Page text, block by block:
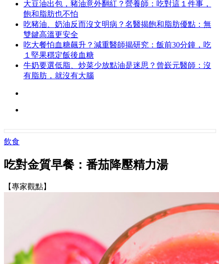
大豆油出包，豬油意外翻紅？營養師：吃對這１件事，
飽和脂肪也不怕
吃豬油、奶油反而沒文明病？名醫揭飽和脂肪優點：無
雙鍵高溫更安全
吃大餐怕血糖飆升？減重醫師揭研究：飯前30分鐘，吃
１堅果穩定飯後血糖
牛奶要選低脂、炒菜少放點油是迷思？曾嶔元醫師：沒
有脂肪，就沒有大腦
飲食
吃對金質早餐：番茄降壓精力湯
【專家觀點】